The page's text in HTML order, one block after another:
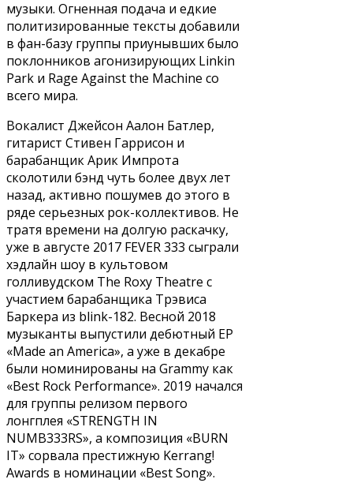
музыки. Огненная подача и едкие
политизированные тексты добавили
в фан-базу группы приунывших было
поклонников агонизирующих Linkin
Park и Rage Against the Machine со
всего мира.
Вокалист Джейсон Аалон Батлер,
гитарист Стивен Гаррисон и
барабанщик Арик Импрота
сколотили бэнд чуть более двух лет
назад, активно пошумев до этого в
ряде серьезных рок-коллективов. Не
тратя времени на долгую раскачку,
уже в августе 2017 FEVER 333 сыграли
хэдлайн шоу в культовом
голливудском The Roxy Theatre с
участием барабанщика Трэвиса
Баркера из blink-182. Весной 2018
музыканты выпустили дебютный EP
«Made an America», а уже в декабре
были номинированы на Grammy как
«Best Rock Performance». 2019 начался
для группы релизом первого
лонгплея «STRENGTH IN
NUMB333RS», а композиция «BURN
IT» сорвала престижную Kerrang!
Awards в номинации «Best Song».